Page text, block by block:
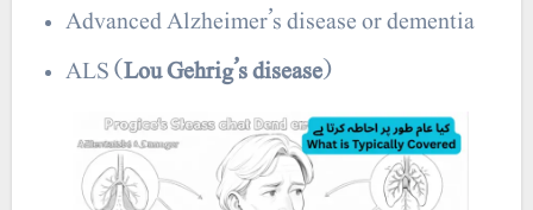
Advanced Alzheimer’s disease or dementia
ALS (Lou Gehrig’s disease)